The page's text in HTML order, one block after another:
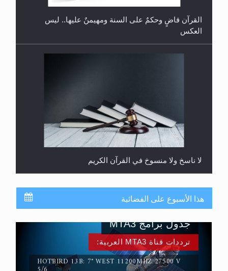
يُسمح الصلاة بها؟
القرآن قاضٍ وحكمٌ على السنة ومهيمنٌ عليها.. ليس
العكس
لا ناسخ ولا منسوخ في القرآن الكريم
هذا الأسبوع على الفضائية
ترددات قناة MTA3 العربية:
HOTBIRD 13B: 7° WEST 11200MHZ 27500 V
جدول برامج MTA3